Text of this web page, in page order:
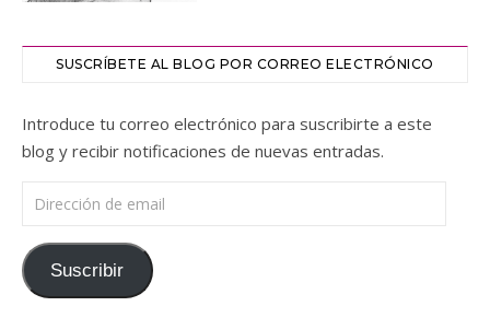
SUSCRÍBETE AL BLOG POR CORREO ELECTRÓNICO
Introduce tu correo electrónico para suscribirte a este
blog y recibir notificaciones de nuevas entradas.
Dirección de email
Suscribir